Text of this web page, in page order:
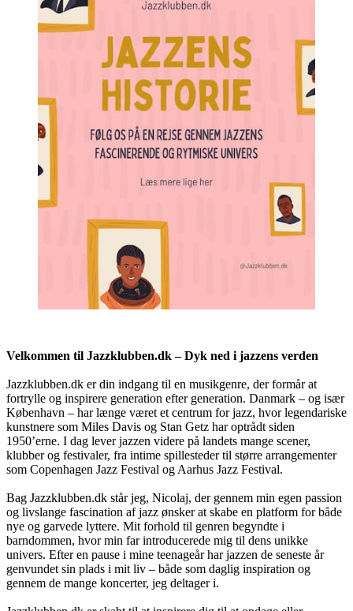
Velkommen til Jazzklubben.dk – Dyk ned i jazzens verden
Jazzklubben.dk er din indgang til en musikgenre, der formår at
fortrylle og inspirere generation efter generation. Danmark – og især
København – har længe været et centrum for jazz, hvor legendariske
kunstnere som Miles Davis og Stan Getz har optrådt siden
1950’erne. I dag lever jazzen videre på landets mange scener,
klubber og festivaler, fra intime spillesteder til større arrangementer
som Copenhagen Jazz Festival og Aarhus Jazz Festival.
Bag Jazzklubben.dk står jeg, Nicolaj, der gennem min egen passion
og livslange fascination af jazz ønsker at skabe en platform for både
nye og garvede lyttere. Mit forhold til genren begyndte i
barndommen, hvor min far introducerede mig til dens unikke
univers. Efter en pause i mine teenageår har jazzen de seneste år
genvundet sin plads i mit liv – både som daglig inspiration og
gennem de mange koncerter, jeg deltager i.